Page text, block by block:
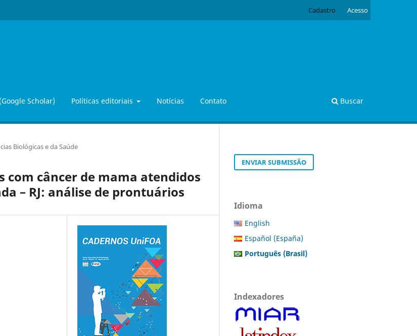
Scholar) Políticas editoriais Notícias Contato Buscar
Cadastro Acesso
Biológicas e da Saúde
com câncer de mama atendidos
– RJ: análise de prontuários
ENVIAR SUBMISSÃO
Idioma
English
Español (España)
Português (Brasil)
Indexadores